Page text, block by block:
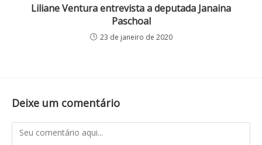
Liliane Ventura entrevista a deputada Janaina
Paschoal
23 de janeiro de 2020
Deixe um comentário